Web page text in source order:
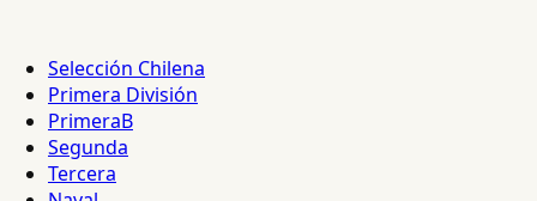
Selección Chilena
Primera División
PrimeraB
Segunda
Tercera